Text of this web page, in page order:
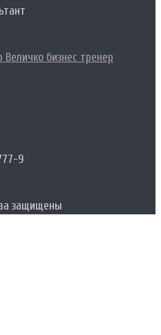
бизнес тренер
9
защищены